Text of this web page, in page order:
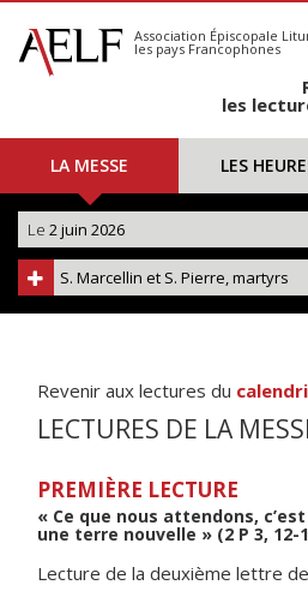
S'abonner
Calendrier
Association Épiscopale
les pays Francophones
les
LA MESSE LES
Le 2 juin 2026
S. Marcellin et S. Pierre, martyrs
Revenir aux lectures du
LECTURES DE LA
PREMIÈRE LECTURE
« Ce que nous attendons,
une terre nouvelle » (2 P 3, 12-
Lecture de la deuxième lettre